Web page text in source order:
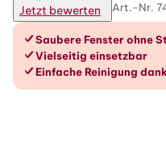
Jetzt bewerten Art.-Nr.
Die Vorteile
Saubere Fenster ohne
Vielseitig einsetzbar
Einfache Reinigung